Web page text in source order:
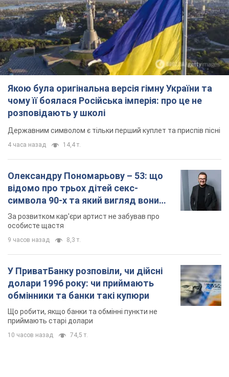
Якою була оригінальна версія гімну України та
чому її боялася Російська імперія: про це не
розповідають у школі
Державним символом є тільки перший куплет та приспів пісні
4 часа назад 14,4 т.
Олександру Пономарьову – 53: що
відомо про трьох дітей секс-
символа 90-х та який вигляд вони
мають
За розвитком кар'єри артист не забував про
особисте щастя
9 часов назад 8,3 т.
У ПриватБанку розповіли, чи дійсні
долари 1996 року: чи приймають
обмінники та банки такі купюри
Що робити, якщо банки та обмінні пункти не
приймають старі долари
10 часов назад 74,5 т.